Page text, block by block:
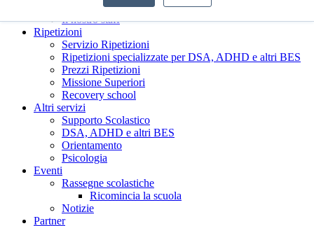
Presentazione Società Benefit
Il nostro staff
Ripetizioni
Servizio Ripetizioni
Ripetizioni specializzate per DSA, ADHD e altri BES
Prezzi Ripetizioni
Missione Superiori
Recovery school
Altri servizi
Supporto Scolastico
DSA, ADHD e altri BES
Orientamento
Psicologia
Eventi
Rassegne scolastiche
Ricomincia la scuola
Notizie
Partner